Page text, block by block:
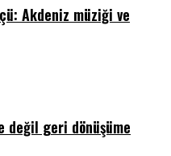
Akdeniz müziği ve
değil geri dönüşüme